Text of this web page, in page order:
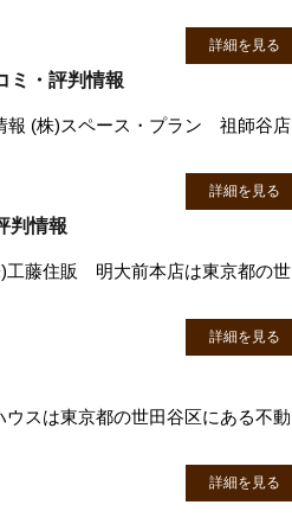
詳細を見る
ミ・評判情報
(株)スペース・プラン 祖師谷店
詳細を見る
判情報
藤住販 明大前本店は東京都の世
詳細を見る
スは東京都の世田谷区にある不動
詳細を見る